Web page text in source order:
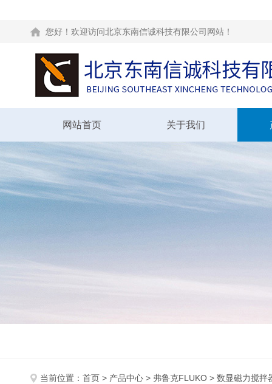
您好！欢迎访问北京东南信诚科技有限公司网站！
网站首页 关于我们
当前位置： 首页 > 产品中心 > 弗鲁克FLUKO > 数显磁力搅拌